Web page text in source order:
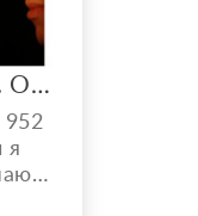
Черная Ведунья. Опыт 35 лет. Сильнейшие обряды
952
я